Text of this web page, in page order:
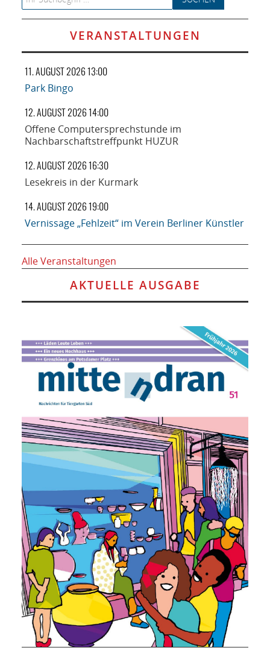
VERANSTALTUNGEN
11. AUGUST 2026 13:00
Park Bingo
12. AUGUST 2026 14:00
Offene Computersprechstunde im
Nachbarschaftstreffpunkt HUZUR
12. AUGUST 2026 16:30
Lesekreis in der Kurmark
14. AUGUST 2026 19:00
Vernissage „Fehlzeit“ im Verein Berliner Künstler
Alle Veranstaltungen
AKTUELLE AUSGABE